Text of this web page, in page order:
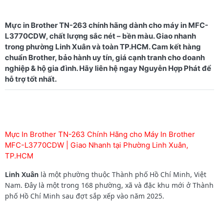
Mực in Brother TN-263 chính hãng dành cho máy in MFC-
L3770CDW, chất lượng sắc nét – bền màu. Giao nhanh
trong phường Linh Xuân và toàn TP.HCM. Cam kết hàng
chuẩn Brother, bảo hành uy tín, giá cạnh tranh cho doanh
nghiệp & hộ gia đình. Hãy liên hệ ngay Nguyễn Hợp Phát để
Mực In Brother TN-263 Chính Hãng cho Máy In Brother
MFC-L3770CDW | Giao Nhanh tại Phường Linh Xuân,
TP.HCM
Linh Xuân là một phường thuộc Thành phố Hồ Chí Minh, Việt
Nam. Đây là một trong 168 phường, xã và đặc khu mới ở Thành
phố Hồ Chí Minh sau đợt sắp xếp vào năm 2025.